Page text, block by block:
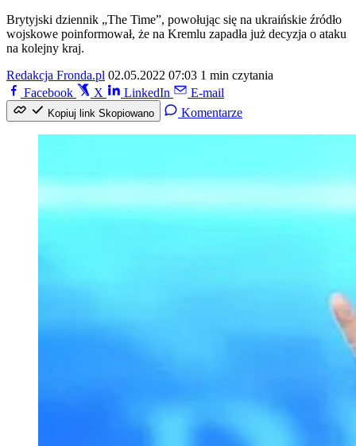
Brytyjski dziennik „The Time”, powołując się na ukraińskie źródło
wojskowe poinformował, że na Kremlu zapadła już decyzja o ataku
na kolejny kraj.
Redakcja Fronda.pl 02.05.2022 07:03 1 min czytania
Facebook
X LinkedIn E-mail
Kopiuj link Skopiowano Komentarze